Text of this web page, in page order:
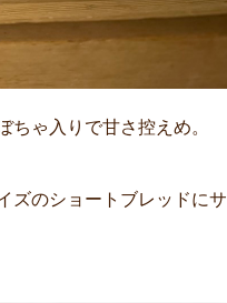
ゃ入りで甘さ控えめ。
ズのショートブレッドにサ